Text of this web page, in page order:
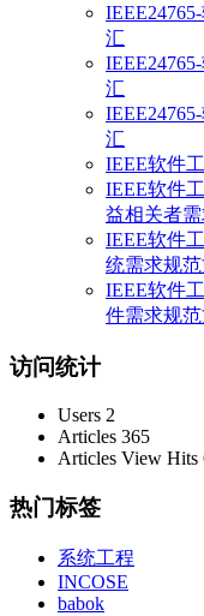
汇
汇
汇
IEEE软件
IEEE软件
益相关者
IEEE软件
统需求规
IEEE软件
件需求规
访问统计
Users 2
Articles 365
Articles View Hits
热门标签
系统工程
INCOSE
babok